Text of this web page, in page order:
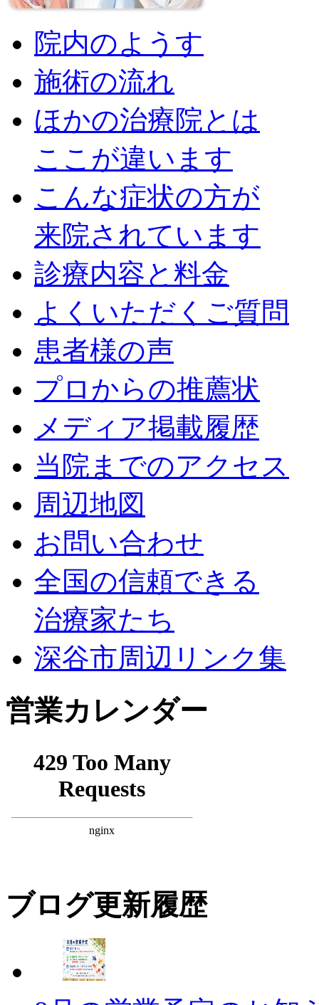
院内のようす
施術の流れ
ほかの治療院とは
ここが違います
こんな症状の方が
来院されています
診療内容と料金
よくいただくご質問
患者様の声
プロからの推薦状
メディア掲載履歴
当院までのアクセス
周辺地図
お問い合わせ
全国の信頼できる
治療家たち
深谷市周辺リンク集
営業カレンダー
ブログ更新履歴